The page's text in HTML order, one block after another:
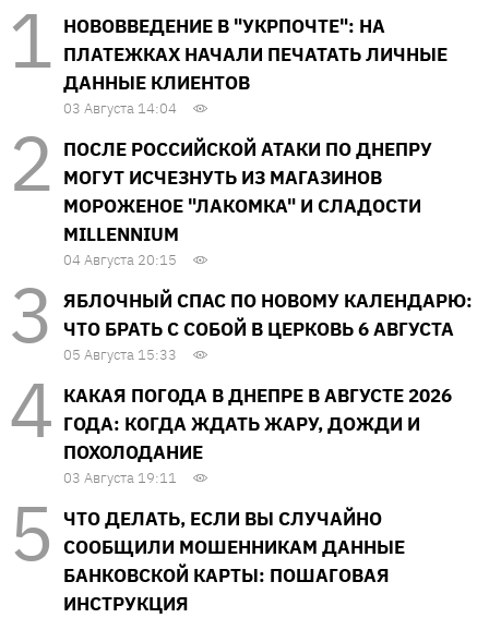
НОВОВВЕДЕНИЕ В "УКРПОЧТЕ": НА
ПЛАТЕЖКАХ НАЧАЛИ ПЕЧАТАТЬ ЛИЧНЫЕ
ДАННЫЕ КЛИЕНТОВ
03 Августа 14:04
ПОСЛЕ РОССИЙСКОЙ АТАКИ ПО ДНЕПРУ
МОГУТ ИСЧЕЗНУТЬ ИЗ МАГАЗИНОВ
МОРОЖЕНОЕ "ЛАКОМКА" И СЛАДОСТИ
MILLENNIUM
04 Августа 20:15
ЯБЛОЧНЫЙ СПАС ПО НОВОМУ КАЛЕНДАРЮ:
ЧТО БРАТЬ С СОБОЙ В ЦЕРКОВЬ 6 АВГУСТА
05 Августа 15:33
КАКАЯ ПОГОДА В ДНЕПРЕ В АВГУСТЕ 2026
ГОДА: КОГДА ЖДАТЬ ЖАРУ, ДОЖДИ И
ПОХОЛОДАНИЕ
03 Августа 19:11
ЧТО ДЕЛАТЬ, ЕСЛИ ВЫ СЛУЧАЙНО
СООБЩИЛИ МОШЕННИКАМ ДАННЫЕ
БАНКОВСКОЙ КАРТЫ: ПОШАГОВАЯ
ИНСТРУКЦИЯ